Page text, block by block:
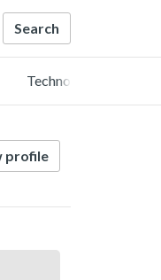
Technology
profile